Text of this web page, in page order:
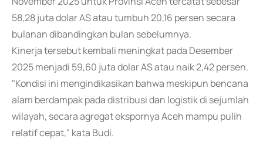
58,28 juta dolar AS atau tumbuh 20,16 persen secara
bulanan dibandingkan bulan sebelumnya.
Kinerja tersebut kembali meningkat pada Desember
2025 menjadi 59,60 juta dolar AS atau naik 2,42 persen.
"Kondisi ini mengindikasikan bahwa meskipun bencana
alam berdampak pada distribusi dan logistik di sejumlah
wilayah, secara agregat ekspornya Aceh mampu pulih
relatif cepat," kata Budi.